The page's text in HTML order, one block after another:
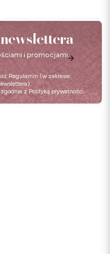
i promocjami.
Regulamin (w zakresie
z Polityką prywatności.